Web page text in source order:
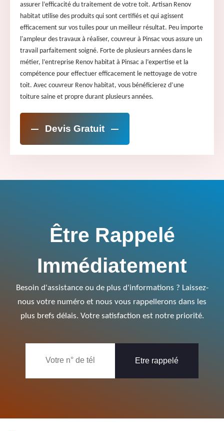
assurer l’efficacité du traitement de votre toit. Artisan Renov
habitat utilise des produits qui sont certifiés et qui agissent
efficacement sur vos tuiles pour un meilleur résultat. Peu importe
l'ampleur des travaux à réaliser, couvreur à Pinsac vous assure un
travail parfaitement soigné. Forte de plusieurs années dans le
métier, l’entreprise Renov habitat à Pinsac a l’expertise et la
compétence pour effectuer efficacement le nettoyage de votre
toit. Avec couvreur Renov habitat, vous bénéficierez d’une
toiture saine et propre durant plusieurs années.
Devis Gratuit
Être Rappelé
Immédiatement
Besoin d'assistance ou de plus d'informations ? Laissez-
nous votre numéro et nous vous rappellerons dans les
plus brefs délais. Votre satisfaction est notre priorité.